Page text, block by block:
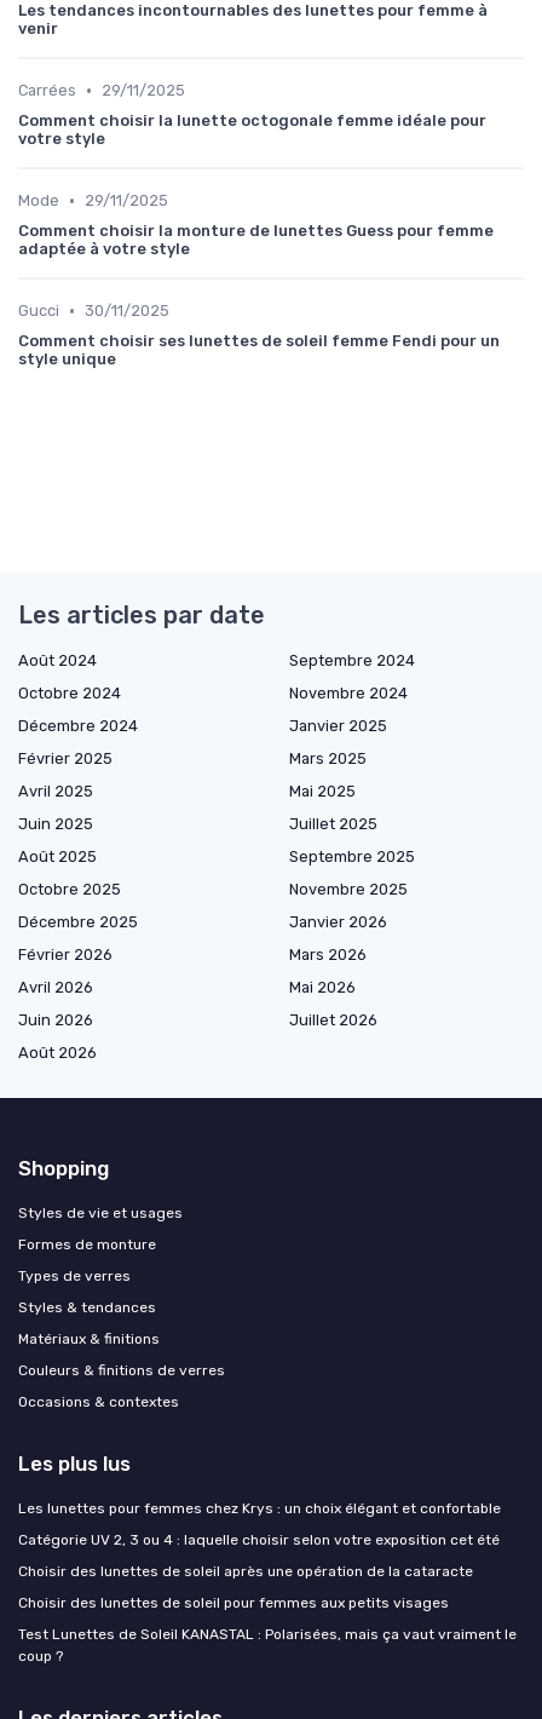
Les tendances incontournables des lunettes pour femme à
venir
Carrées •
29/11/2025
Comment choisir la lunette octogonale femme idéale pour
votre style
Mode •
29/11/2025
Comment choisir la monture de lunettes Guess pour femme
adaptée à votre style
Gucci • 30/11/2025
Comment choisir ses lunettes de soleil femme Fendi pour un
style unique
Les articles par date
Août 2024
Septembre 2024
Octobre 2024
Novembre 2024
Décembre 2024
Janvier 2025
Février 2025
Mars 2025
Avril 2025
Mai 2025
Juin 2025
Juillet 2025
Août 2025
Septembre 2025
Octobre 2025
Novembre 2025
Décembre 2025
Janvier 2026
Février 2026
Mars 2026
Avril 2026
Mai 2026
Juin 2026
Juillet 2026
Août 2026
Shopping
Styles de vie et usages
Formes de monture
Types de verres
Styles & tendances
Matériaux & finitions
Couleurs & finitions de verres
Occasions & contextes
Les plus lus
Les lunettes pour femmes chez Krys : un choix élégant et confortable
Catégorie UV 2, 3 ou 4 : laquelle choisir selon votre exposition cet été
Choisir des lunettes de soleil après une opération de la cataracte
Choisir des lunettes de soleil pour femmes aux petits visages
Test Lunettes de Soleil KANASTAL : Polarisées, mais ça vaut vraiment le
coup ?